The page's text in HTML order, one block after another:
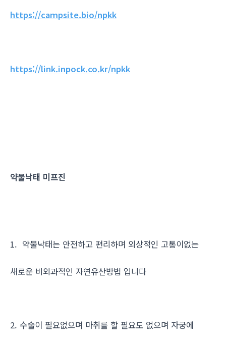
https://campsite.bio/npkk
https://link.inpock.co.kr/npkk
약물낙태 미프진
1. 약물낙태는 안전하고 편리하며 외상적인 고통이없는
새로운 비외과적인 자연유산방법 입니다
2. 수술이 필요없으며 마취를 할 필요도 없으며 자궁에